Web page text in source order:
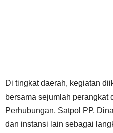
Di tingkat daerah, kegiatan
bersama sejumlah perangkat
Perhubungan, Satpol PP,
dan instansi lain sebagai